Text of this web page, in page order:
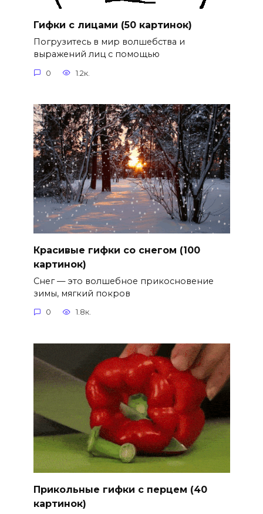
Гифки с лицами (50 картинок)
Погрузитесь в мир волшебства и
выражений лиц с помощью
0 1.2к.
Красивые гифки со снегом (100
картинок)
Снег — это волшебное прикосновение
зимы, мягкий покров
0 1.8к.
Прикольные гифки с перцем (40
картинок)